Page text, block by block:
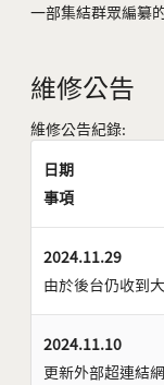
一部集結群眾編纂
維修公告
維修公告紀錄:
日期
事項
2024.11.29
由於後台仍收到
2024.11.10
更新外部超連結